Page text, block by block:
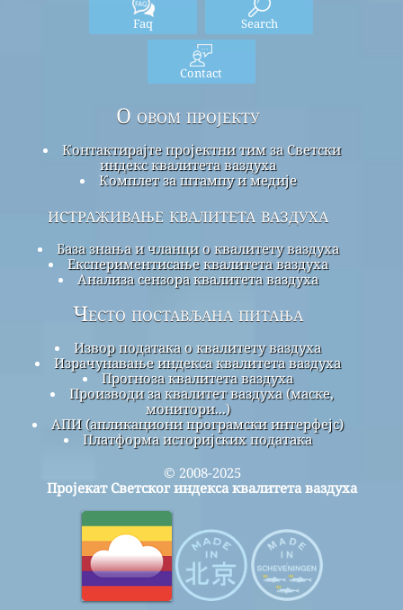
Faq Search
Contact
О овом пројекту
Контактирајте пројектни тим за Светски
индекс квалитета ваздуха
Комплет за штампу и медије
истраживање квалитета ваздуха
База знања и чланци о квалитету ваздуха
Експериментисање квалитета ваздуха
Анализа сензора квалитета ваздуха
Често постављана питања
Извор података о квалитету ваздуха
Израчунавање индекса квалитета ваздуха
Прогноза квалитета ваздуха
Производи за квалитет ваздуха (маске,
монитори...)
АПИ (апликациони програмски интерфејс)
Платформа историјских података
© 2008-2025
Пројекат Светског индекса квалитета ваздуха